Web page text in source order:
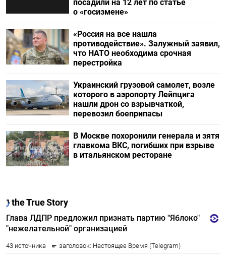
посадили на 12 лет по статье
о «госизмене»
«Россия на все нашла
противодействие». Залужный заявил,
что НАТО необходима срочная
перестройка
Украинский грузовой самолет, возле
которого в аэропорту Лейпцига
нашли дрон со взрывчаткой,
перевозил боеприпасы
В Москве похоронили генерала и зятя
главкома ВКС, погибших при взрыве
в итальянском ресторане